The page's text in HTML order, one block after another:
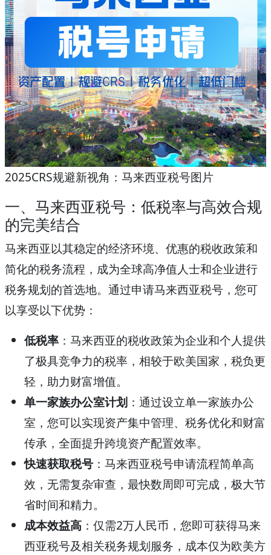
2025CRS规避新视角：马来西亚税号图片
一、马来西亚税号：低税率与高效合规
的完美结合
马来西亚以其稳定的经济环境、优惠的税收政策和
简化的税务流程，成为全球高净值人士和企业进行
税务规划的首选地。通过申请马来西亚税号，您可
以享受以下优势：
低税率 ：马来西亚的税收政策为企业和个人提供
了极具竞争力的税率，相较于欧美国家，税负更
轻，助力财富增值。
单一家族办公室计划 ：通过设立单一家族办公
室，您可以实现资产集中管理、税务优化和财富
传承，全面提升跨境资产配置效率。
快速获取税号 ：马来西亚税号申请流程简单高
效，无需复杂审查，最快数周即可完成，极大节
省时间和精力。
成本效益高 ：仅需2万人民币，您即可获得马来
西亚税号及相关税务规划服务，成本仅为欧美方